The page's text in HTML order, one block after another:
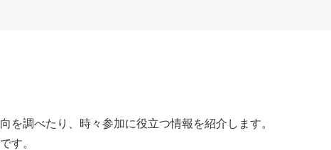
を調べたり、時々参加に役立つ情報を紹介します。
す。